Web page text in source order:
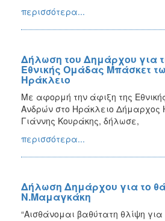
περισσότερα...
Δήλωση του Δημάρχου για
Εθνικής Ομάδας Μπάσκετ
Ηράκλειο
Με αφορμή την άφιξη της
Ανδρών στο Ηράκλειο Δήμαρχος
Γιάννης Κουράκης, δήλωσε,
περισσότερα...
Δήλωση Δημάρχου για το
Ν.Μαμαγκάκη
“Αισθάνομαι βαθύτατη θλίψη